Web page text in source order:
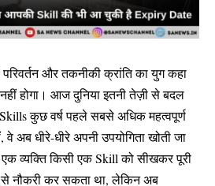
परिवर्तन और तकनीकी क्रांति का युग कहा
होगा। आज दुनिया इतनी तेज़ी से बदल
कुछ वर्ष पहले सबसे अधिक महत्वपूर्ण
वे अब धीरे-धीरे अपनी उपयोगिता खोती जा
व्यक्ति किसी एक Skill को सीखकर पूरी
से नौकरी कर सकता था, लेकिन अब